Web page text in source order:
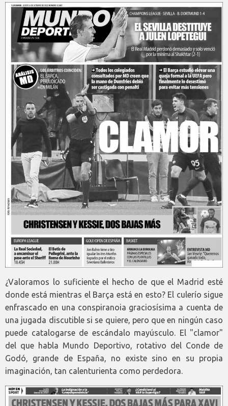
¿Valoramos lo suficiente el hecho de que el Madrid esté
donde está mientras el Barça está en esto? El culerío sigue
enfrascado en una conspiranoia graciosísima a cuenta de
una jugada discutible si se quiere, pero que en ningún caso
puede catalogarse de escándalo mayúsculo. El "clamor"
del que habla Mundo Deportivo, rotativo del Conde de
Godó, grande de España, no existe sino en su propia
imaginación, tan calenturienta como perdedora.